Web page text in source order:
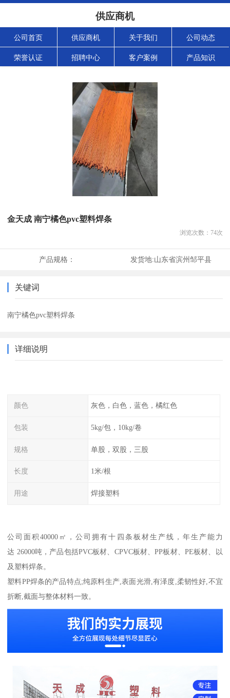
供应商机
公司首页 供应商机 关于我们 公司动态
荣誉认证 招聘中心 客户案例 产品知识
金天成 南宁橘色pvc塑料焊条
浏览次数： 74次
产品规格： 发货地:山东省滨州邹平县
关键词
南宁橘色pvc塑料焊条
详细说明
颜色 灰色，白色，蓝色，橘红色
包装 5kg/包，10kg/卷
规格 单股，双股，三股
长度 1米/根
用途 焊接塑料
公司面积40000㎡，公司拥有十四条板材生产线，年生产能力
达 26000吨，产品包括PVC板材、CPVC板材、PP板材、PE板材、以
及塑料焊条。
塑料PP焊条的产品特点;纯原料生产,表面光滑,有泽度,柔韧性好,不宜
折断,截面与整体材料一致。